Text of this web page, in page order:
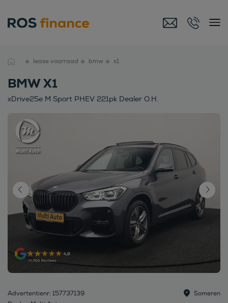
lease voorraad bmw x1
BMW X1
xDrive25e M Sport PHEV 221pk Dealer O.H.
Advertentienr: 157737139
Someren